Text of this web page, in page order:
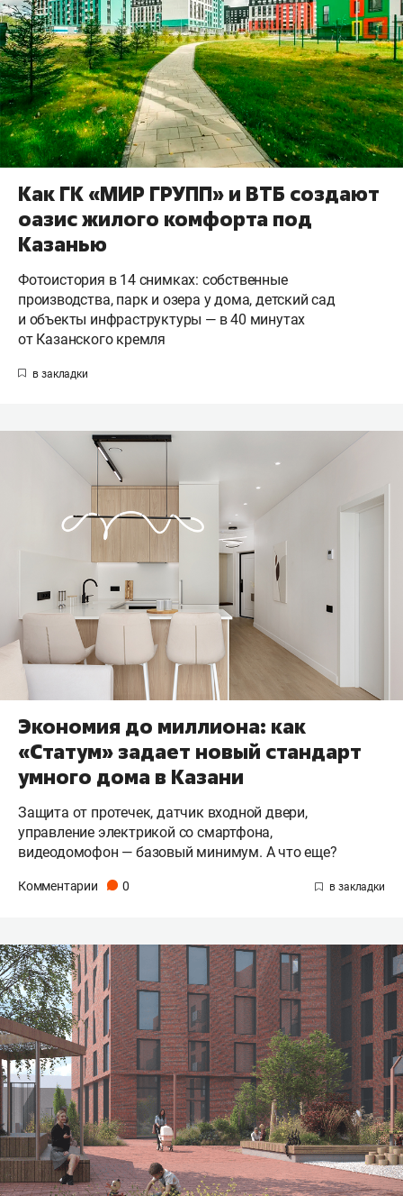
Как ГК «МИР ГРУПП» и ВТБ создают
оазис жилого комфорта под
Казанью
Фотоистория в 14 снимках: собственные
производства, парк и озера у дома, детский сад
и объекты инфраструктуры — в 40 минутах
от Казанского кремля
Экономия до миллиона: как
«Статум» задает новый стандарт
умного дома в Казани
Защита от протечек, датчик входной двери,
управление электрикой со смартфона,
видеодомофон — базовый минимум. А что еще?
Комментарии 0